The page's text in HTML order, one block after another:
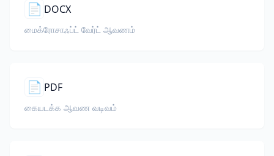
📄 DOCX
மைக்ரோசாஃப்ட் வேர்ட் ஆவணம்
📄 PDF
கையடக்க ஆவண வடிவம்